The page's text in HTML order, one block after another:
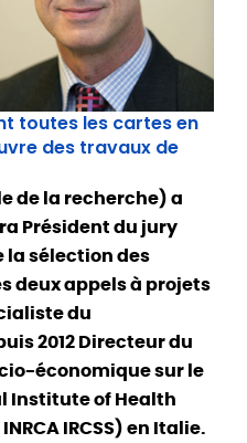
toutes les cartes en
des travaux de
de la recherche) a
Président du jury
sélection des
deux appels à projets
du
2012 Directeur du
économique sur le
Institute of Health
IRCSS) en Italie.